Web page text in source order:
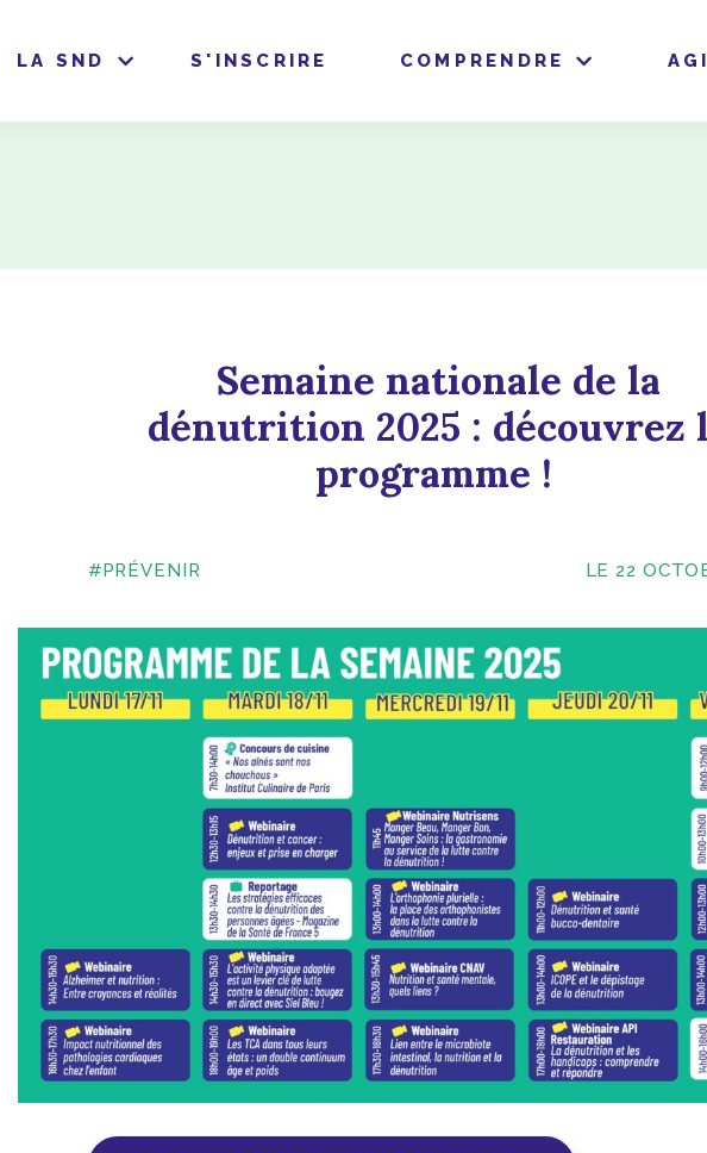
LA SND S'INSCRIRE COMPRENDRE
Semaine nationale de la
dénutrition 2025 : découvrez
programme !
#PRÉVENIR LE 22